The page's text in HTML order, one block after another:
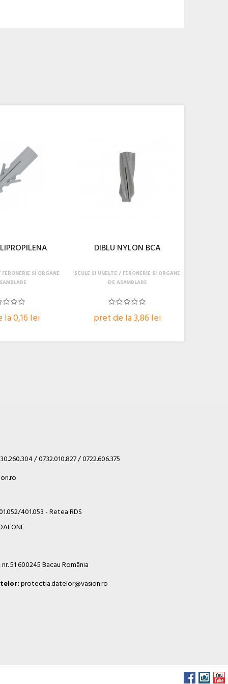
0,16 lei
FERONERIE SI ORGANE
DIBLU NYLON BCA
pret de la 3,86 lei
SCULE SI UNELTE
FERONERIE SI ORGANE
DE ASAMBLARE
/ 0732.010.827 / 0722.606.375
401.053 - Retea RDS
51 600245 Bacau România
protectia.datelor@vasion.ro